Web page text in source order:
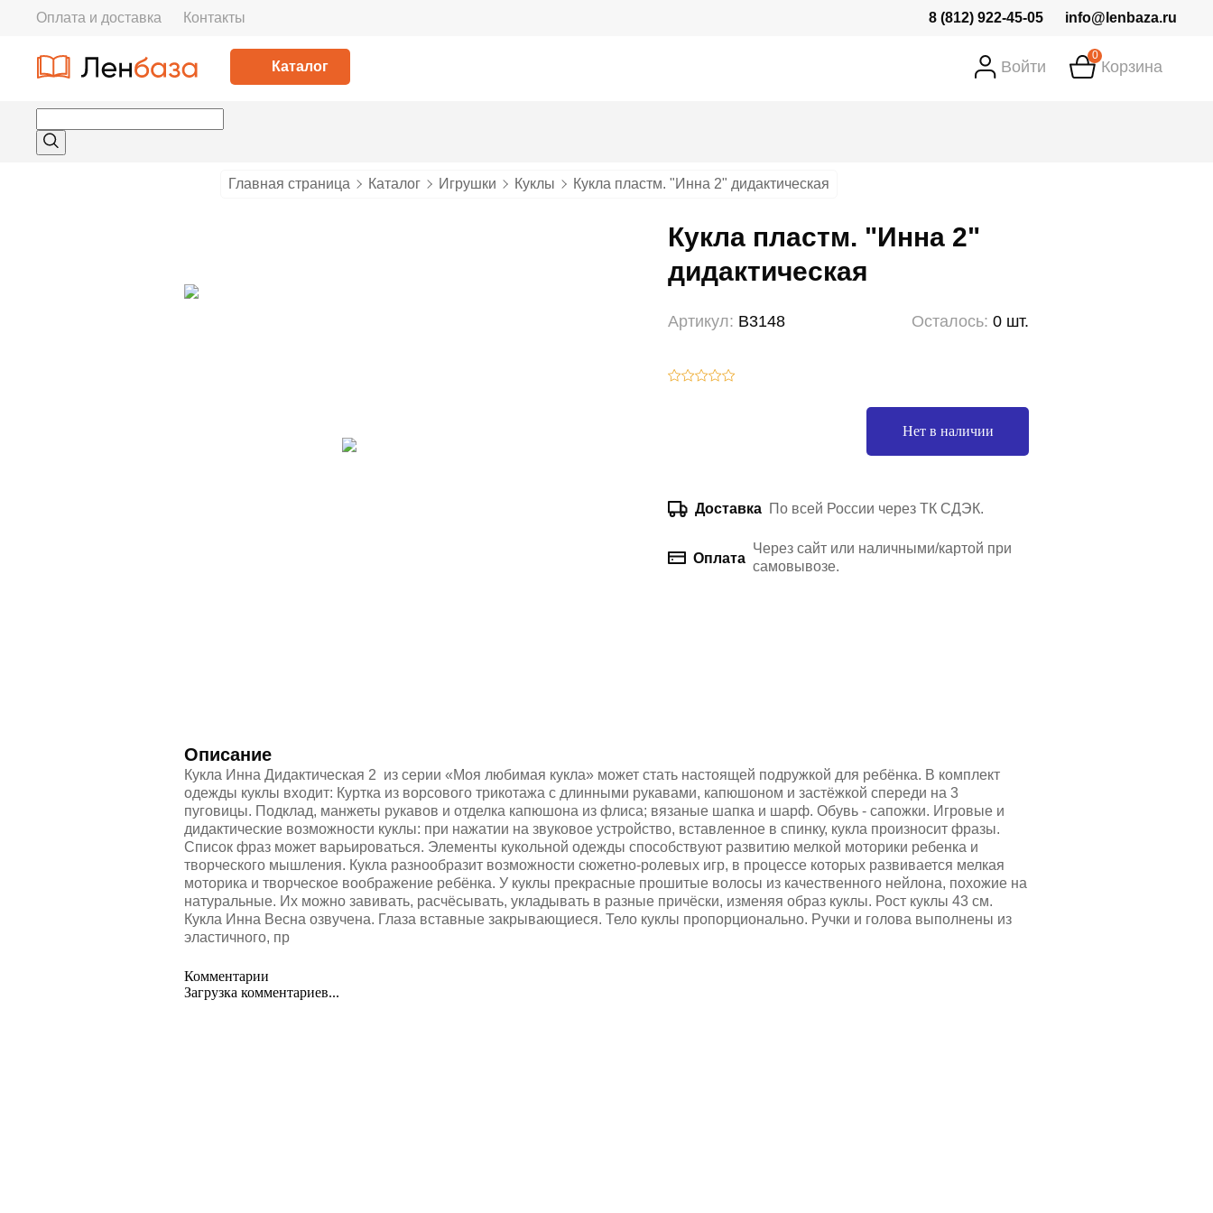
Оплата и доставка Контакты 8 (812) 922-45-05 info@lenbaza.ru
Каталог Войти Корзина
0
Главная страница Каталог Игрушки Куклы Кукла пластм. "Инна 2" дидактическая
Кукла пластм. "Инна 2"
дидактическая
Артикул: В3148 Осталось: 0 шт.
Нет в наличии
Доставка По всей России через ТК СДЭК.
Оплата
Через сайт или наличными/картой при
самовывозе.
Описание
Кукла Инна Дидактическая 2 из серии «Моя любимая кукла» может стать настоящей подружкой для ребёнка. В комплект
одежды куклы входит: Куртка из ворсового трикотажа с длинными рукавами, капюшоном и застёжкой спереди на 3
пуговицы. Подклад, манжеты рукавов и отделка капюшона из флиса; вязаные шапка и шарф. Обувь - сапожки. Игровые и
дидактические возможности куклы: при нажатии на звуковое устройство, вставленное в спинку, кукла произносит фразы.
Список фраз может варьироваться. Элементы кукольной одежды способствуют развитию мелкой моторики ребенка и
творческого мышления. Кукла разнообразит возможности сюжетно-ролевых игр, в процессе которых развивается мелкая
моторика и творческое воображение ребёнка. У куклы прекрасные прошитые волосы из качественного нейлона, похожие на
натуральные. Их можно завивать, расчёсывать, укладывать в разные причёски, изменяя образ куклы. Рост куклы 43 см.
Кукла Инна Весна озвучена. Глаза вставные закрывающиеся. Тело куклы пропорционально. Ручки и голова выполнены из
эластичного, пр
Комментарии
Загрузка комментариев...